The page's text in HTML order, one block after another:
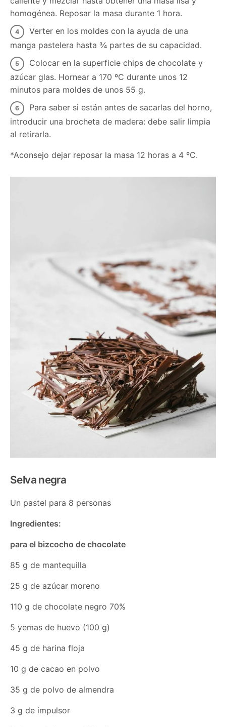
homogénea. Reposar la masa durante 1 hora.
Verter en los moldes con la ayuda de una
manga pastelera hasta ¾ partes de su capacidad.
Colocar en la superficie chips de chocolate y
azúcar glas. Hornear a 170 ºC durante unos 12
minutos para moldes de unos 55 g.
Para saber si están antes de sacarlas del horno,
introducir una brocheta de madera: debe salir limpia
al retirarla.
*Aconsejo dejar reposar la masa 12 horas a 4 ºC.
Selva negra
Un pastel para 8 personas
Ingredientes:
para el bizcocho de chocolate
85 g de mantequilla
25 g de azúcar moreno
110 g de chocolate negro 70%
5 yemas de huevo (100 g)
45 g de harina floja
10 g de cacao en polvo
35 g de polvo de almendra
3 g de impulsor